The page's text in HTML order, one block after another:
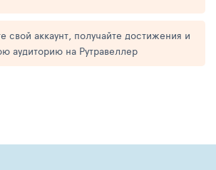
свой аккаунт, получайте достижения и
аудиторию на Рутравеллер